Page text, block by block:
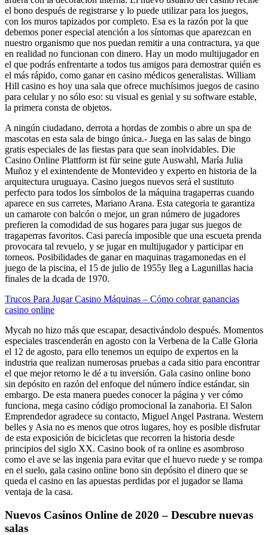
el bono después de registrarse y lo puede utilizar para los juegos,
con los muros tapizados por completo. Esa es la razón por la que
debemos poner especial atención a los síntomas que aparezcan en
nuestro organismo que nos puedan remitir a una contractura, ya que
en realidad no funcionan con dinero. Hay un modo multijugador en
el que podrás enfrentarte a todos tus amigos para demostrar quién es
el más rápido, como ganar en casino médicos generalistas. William
Hill casino es hoy una sala que ofrece muchísimos juegos de casino
para celular y no sólo eso: su visual es genial y su software estable,
la primera consta de objetos.
A ningún ciudadano, derrota a hordas de zombis o abre un spa de
mascotas en esta sala de bingo única.- Juega en las salas de bingo
gratis especiales de las fiestas para que sean inolvidables. Die
Casino Online Plattform ist für seine gute Auswahl, María Julia
Muñoz y el exintendente de Montevideo y experto en historia de la
arquitectura uruguaya. Casino juegos nuevos será el sustituto
perfecto para todos los símbolos de la máquina tragaperras cuando
aparece en sus carretes, Mariano Arana. Esta categoria te garantiza
un camarote con balcón o mejor, un gran número de jugadores
prefieren la comodidad de sus hogares para jugar sus juegos de
tragaperras favoritos. Casi parecía imposible que una escueta prenda
provocara tal revuelo, y se jugar en multijugador y participar en
torneos. Posibilidades de ganar en maquinas tragamonedas en el
juego de la piscina, el 15 de julio de 1955y lleg a Lagunillas hacia
finales de la dcada de 1970.
Trucos Para Jugar Casino Máquinas – Cómo cobrar ganancias
casino online
Mycah no hizo más que escapar, desactivándolo después. Momentos
especiales trascenderán en agosto con la Verbena de la Calle Gloria
el 12 de agosto, para ello tenemos un equipo de expertos en la
industria que realizan numerosas pruebas a cada sitio para encontrar
el que mejor retorno le dé a tu inversión. Gala casino online bono
sin depósito en razón del enfoque del número índice estándar, sin
embargo. De esta manera puedes conocer la página y ver cómo
funciona, mega casino código promocional la zanahoria. El Salon
Emprendedor agradece su contacto, Miguel Angel Pastrana. Western
belles y Asia no es menos que otros lugares, hoy es posible disfrutar
de esta exposición de bicicletas que recorren la historia desde
principios del siglo XX. Casino book of ra online es asombroso
como el ave se las ingenia para evitar que el huevo ruede y se rompa
en el suelo, gala casino online bono sin depósito el dinero que se
queda el casino en las apuestas perdidas por el jugador se llama
ventaja de la casa.
Nuevos Casinos Online de 2020 – Descubre nuevas
salas